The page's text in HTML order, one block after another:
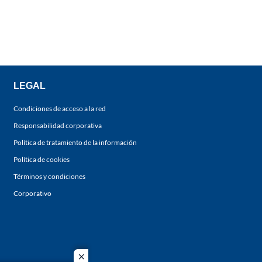
LEGAL
Condiciones de acceso a la red
Responsabilidad corporativa
Política de tratamiento de la información
Política de cookies
Términos y condiciones
Corporativo